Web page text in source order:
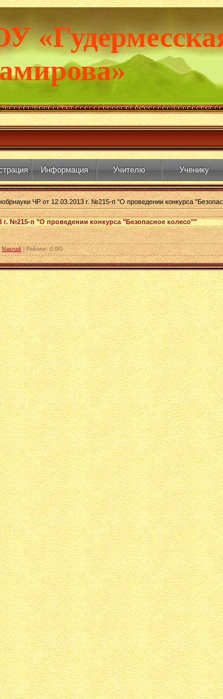
Информация Учителю Ученику
ЧР от 12.03.2013 г. №215-п "О проведении конкурса
г. №215-п "О проведении конкурса "Безопасное колесо""
Nasrudi Рейтинг: 0.0/0